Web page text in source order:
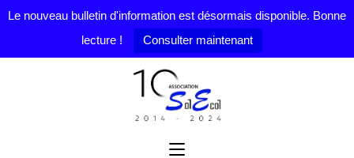
Le nouveau bulletin d'information est désormais disponible. Bonne
lecture !
Consulter maintenant